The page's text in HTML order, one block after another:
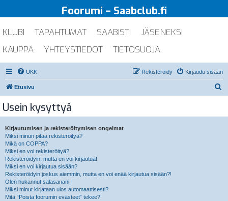
Foorumi – Saabclub.fi
KLUBI TAPAHTUMAT SAABISTI
JÄSENEKSI
KAUPPA
YHTEYSTIEDOT TIETOSUOJA
UKK Kirjaudu sisään
Rekisteröidy
Etusivu
Usein kysyttyä
Kirjautumisen ja rekisteröitymisen ongelmat
Miksi minun pitää rekisteröityä?
Mikä on COPPA?
Miksi en voi rekisteröityä?
Rekisteröidyin, mutta en voi kirjautua!
Miksi en voi kirjautua sisään?
Rekisteröidyin joskus aiemmin, mutta en voi enää kirjautua sisään?!
Olen hukannut salasanani!
Miksi minut kirjataan ulos automaattisesti?
Mitä “Poista foorumin evästeet” tekee?